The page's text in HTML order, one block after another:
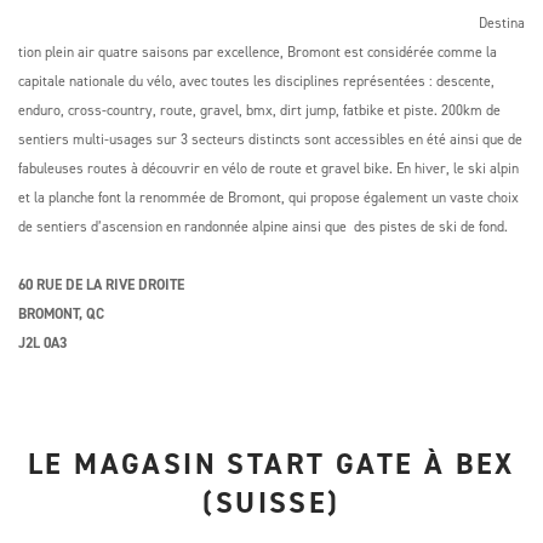
Destina
tion plein air quatre saisons par excellence, Bromont est considérée comme la
capitale nationale du vélo, avec toutes les disciplines représentées : descente,
enduro, cross-country, route, gravel, bmx, dirt jump, fatbike et piste. 200km de
sentiers multi-usages sur 3 secteurs distincts sont accessibles en été ainsi que de
fabuleuses routes à découvrir en vélo de route et gravel bike. En hiver, le ski alpin
et la planche font la renommée de Bromont, qui propose également un vaste choix
de sentiers d’ascension en randonnée alpine ainsi que des pistes de ski de fond.
60 RUE DE LA RIVE DROITE
BROMONT, QC
J2L 0A3
LE MAGASIN START GATE À BEX
(SUISSE)